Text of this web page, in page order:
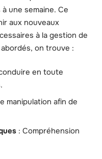
une semaine. Ce
aux nouveaux
à la gestion de
on trouve :
en toute
manipulation afin de
: Compréhension